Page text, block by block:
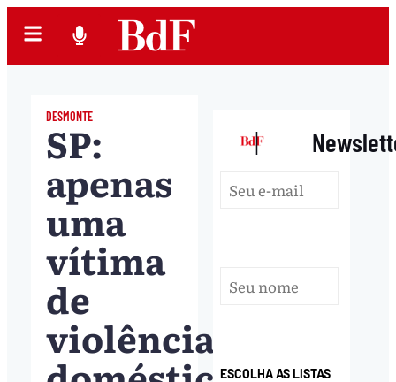
DESMONTE
SP:
apenas
uma
vítima
de
violência
|
ESCOLHA AS LISTAS